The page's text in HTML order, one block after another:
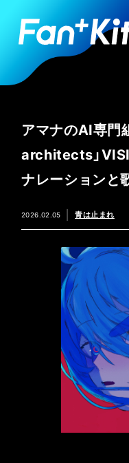
アマナのAI専門
architects」
ナレーションと
2026.02.05 青は止まれ